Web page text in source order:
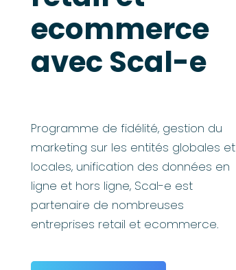
ecommerce
avec Scal-e
Programme de fidélité, gestion du
marketing sur les entités globales et
locales, unification des données en
ligne et hors ligne, Scal-e est
partenaire de nombreuses
entreprises retail et ecommerce.